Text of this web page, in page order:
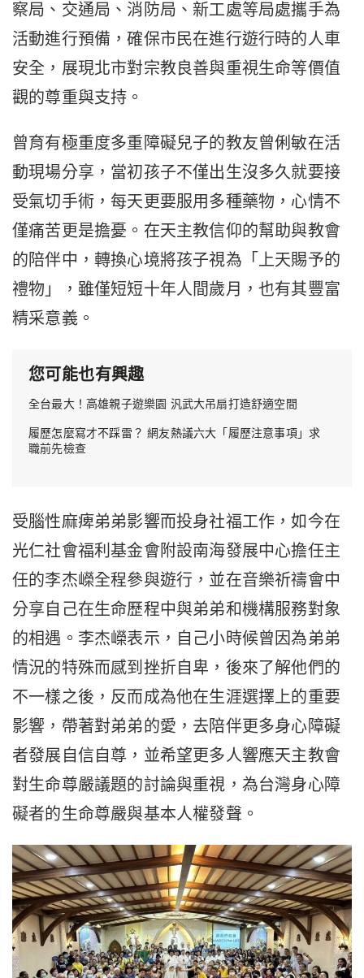
察局、交通局、消防局、新工處等局處攜手為
活動進行預備，確保市民在進行遊行時的人車
安全，展現北市對宗教良善與重視生命等價值
觀的尊重與支持。
曾育有極重度多重障礙兒子的教友曾俐敏在活
動現場分享，當初孩子不僅出生沒多久就要接
受氣切手術，每天更要服用多種藥物，心情不
僅痛苦更是擔憂。在天主教信仰的幫助與教會
的陪伴中，轉換心境將孩子視為「上天賜予的
禮物」，雖僅短短十年人間歲月，也有其豐富
精采意義。
您可能也有興趣
全台最大！高雄親子遊樂園 汎武大吊扇打造舒適空間
履歷怎麼寫才不踩雷？ 網友熱議六大「履歷注意事項」求
職前先檢查
受腦性麻痺弟弟影響而投身社福工作，如今在
光仁社會福利基金會附設南海發展中心擔任主
任的李杰嶸全程參與遊行，並在音樂祈禱會中
分享自己在生命歷程中與弟弟和機構服務對象
的相遇。李杰嶸表示，自己小時候曾因為弟弟
情況的特殊而感到挫折自卑，後來了解他們的
不一樣之後，反而成為他在生涯選擇上的重要
影響，帶著對弟弟的愛，去陪伴更多身心障礙
者發展自信自尊，並希望更多人響應天主教會
對生命尊嚴議題的討論與重視，為台灣身心障
礙者的生命尊嚴與基本人權發聲。